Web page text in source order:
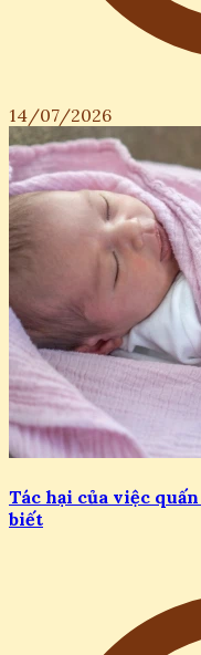
14/07/2026
Tác hại của việc
biết